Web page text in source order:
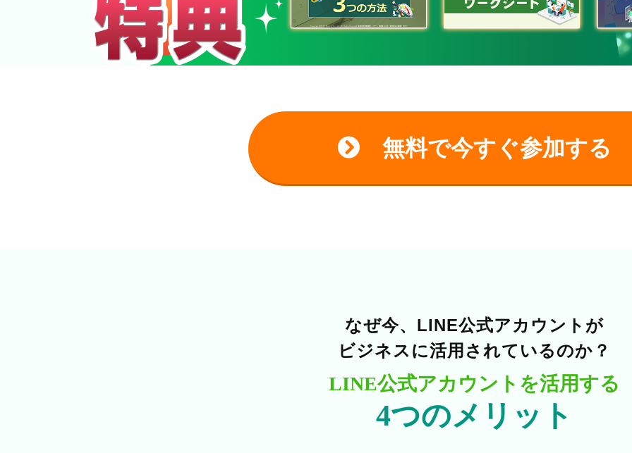
無料で今すぐ参加する
なぜ今、LINE公式アカウントが
ビジネスに活用されているのか？
LINE公式アカウントを活用する
4つのメリット